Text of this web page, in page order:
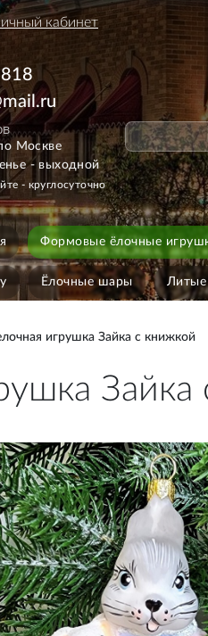
кабинет
Москве
- выходной
- круглосуточно
Формовые ёлочные
Ёлочные шары Литые
игрушка Зайка с книжкой
Зайка